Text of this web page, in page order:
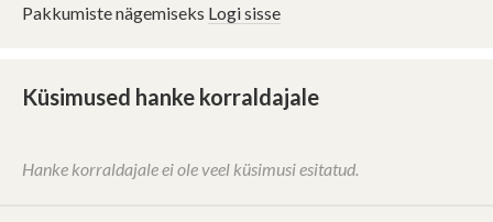
Pakkumiste nägemiseks Logi sisse
Küsimused hanke korraldajale
Hanke korraldajale ei ole veel küsimusi esitatud.
assistent"?